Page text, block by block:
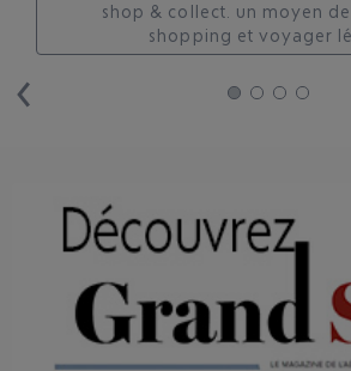
shop & collect. un moyen
shopping et voyager